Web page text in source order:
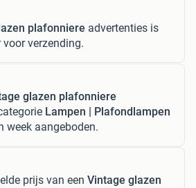
plafonniere advertenties is
voor verzending.
glazen plafonniere
Lampen | Plafondlampen
week aangeboden.
prijs van een Vintage glazen